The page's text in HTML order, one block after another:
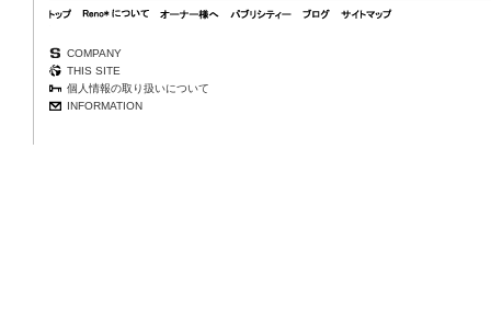
COMPANY
THIS SITE
個人情報の取り扱いについて
INFORMATION